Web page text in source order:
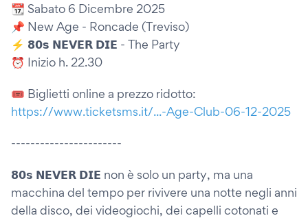
📆 Sabato 6 Dicembre 2025
📌 New Age - Roncade (Treviso)
⚡️ 𝟴𝟬𝘀 𝗡𝗘𝗩𝗘𝗥 𝗗𝗜𝗘 - The Party
⏰ Inizio h. 22.30
🎟️ Biglietti online a prezzo ridotto:
https://www.ticketsms.it/...-Age-Club-06-12-2025
-----------------------
𝟴𝟬𝘀 𝗡𝗘𝗩𝗘𝗥 𝗗𝗜𝗘 non è solo un party, ma una
macchina del tempo per rivivere una notte negli anni
della disco, dei videogiochi, dei capelli cotonati e